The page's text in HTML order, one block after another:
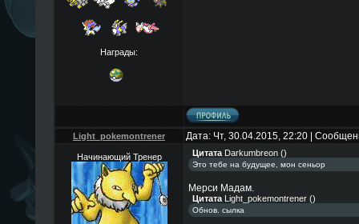
Награды:
Light_pokemontrener Дата: Чт, 30.04.2015, 22:20 |
Начинающий Тренер Цитата Darkumbreon()
Это тебе на будущее, мон сеньор
Мерси Мадам.
Цитата Light_pokemontrener()
Обнов. сылка